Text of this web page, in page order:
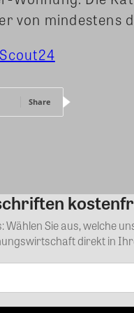
von mindestens
Share
Wählen Sie aus, welche
direkt in